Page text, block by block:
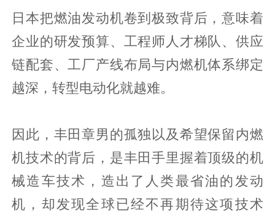
日本把燃油发动机卷到极致背后，意味着
企业的研发预算、工程师人才梯队、供应
链配套、工厂产线布局与内燃机体系绑定
越深，转型电动化就越难。
因此，丰田章男的孤独以及希望保留内燃
机技术的背后，是丰田手里握着顶级的机
械造车技术，造出了人类最省油的发动
机，却发现全球已经不再期待这项技术